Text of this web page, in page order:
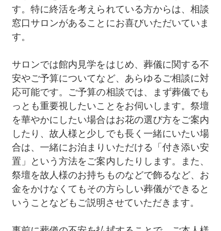
す。特に終活を考えられている方からは、相談
窓口サロンがあることにお喜びいただいていま
す。
サロンでは館内見学をはじめ、葬儀に関する不
安やご予算についてなど、あらゆるご相談に対
応可能です。ご予算の相談では、まず葬儀でも
っとも重要視したいことをお伺いします。祭壇
を華やかにしたい場合はお花の選び方をご案内
したり、故人様と少しでも長く一緒にいたい場
合は、一緒にお泊まりいただける「付き添い安
置」という方法をご案内したりします。また、
祭壇を故人様のお持ちものなどで飾るなど、お
金をかけなくてもその方らしい葬儀ができると
いうことなどもご説明させていただきます。